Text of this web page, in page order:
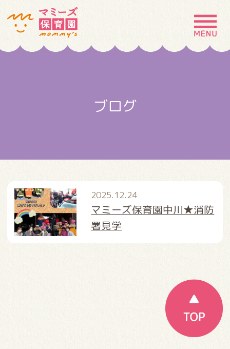
MENU
採用情報 お問い合わせ
ブログ
2025.12.24
マミーズ保育園中川★消防
署見学